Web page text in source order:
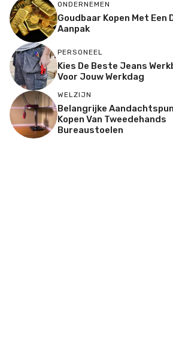
ONDERNEMEN
Goudbaar Kopen Met Een
Aanpak
PERSONEEL
Kies De Beste Jeans
Voor Jouw Werkdag
WELZIJN
Belangrijke
Kopen Van Tweedehands
Bureaustoelen